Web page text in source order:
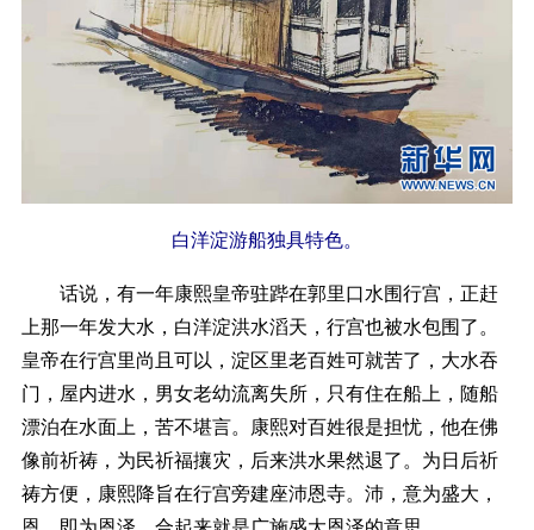
白洋淀游船独具特色。
话说，有一年康熙皇帝驻跸在郭里口水围行宫，正赶
上那一年发大水，白洋淀洪水滔天，行宫也被水包围了。
皇帝在行宫里尚且可以，淀区里老百姓可就苦了，大水吞
门，屋内进水，男女老幼流离失所，只有住在船上，随船
漂泊在水面上，苦不堪言。康熙对百姓很是担忧，他在佛
像前祈祷，为民祈福攘灾，后来洪水果然退了。为日后祈
祷方便，康熙降旨在行宫旁建座沛恩寺。沛，意为盛大，